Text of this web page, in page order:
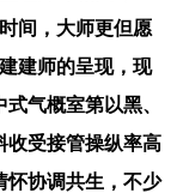
间，大师更但愿
建师的呈现，现
气概室第以黑、
收受接管操纵率高
怀协调共生，不少